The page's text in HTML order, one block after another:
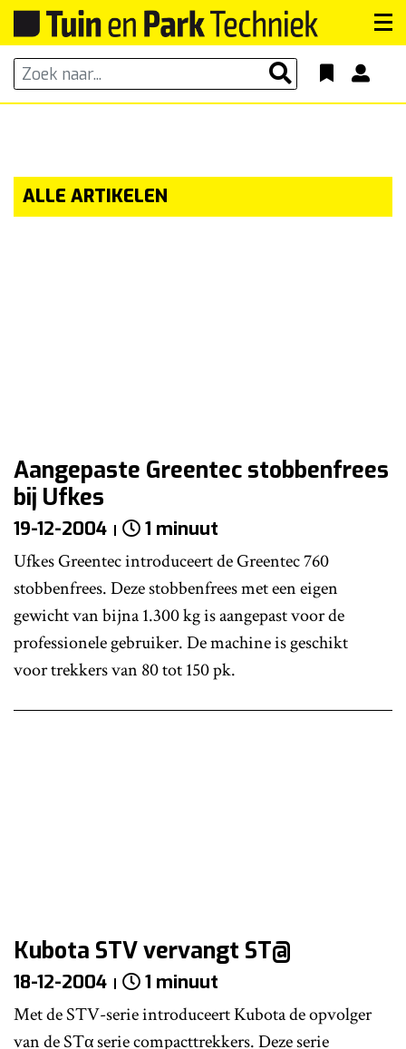
ALLE ARTIKELEN
Aangepaste Greentec stobbenfrees
bij Ufkes
19-12-2004 1 minuut
Ufkes Greentec introduceert de Greentec 760
stobbenfrees. Deze stobbenfrees met een eigen
gewicht van bijna 1.300 kg is aangepast voor de
professionele gebruiker. De machine is geschikt
voor trekkers van 80 tot 150 pk.
Kubota STV vervangt ST@
18-12-2004 1 minuut
Met de STV-serie introduceert Kubota de opvolger
van de STα serie compacttrekkers. Deze serie